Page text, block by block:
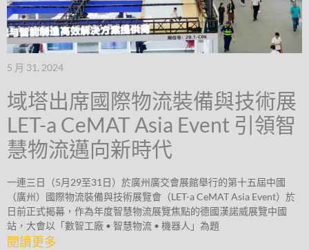
5 月 31, 2024
域塔出席國際物流裝備與技術展
LET-a CeMAT Asia Event 引領智
慧物流邁向新時代
一連三日（5月29至31日）於廣州廣交會展館舉行的第十五屆中國
（廣州）國際物流裝備與技術展覽會（LET-a CeMAT Asia Event）於
日前正式揭幕，作為年度智慧物流展覽焦點的德國漢諾威展覽中國
站，大會以「數智工廠 • 智慧物流 • 機器人」為題
閱讀更多